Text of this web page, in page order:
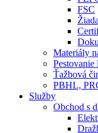
FSC
Materiály
Pestovanie
Ťažbová
PBHL,
Služby
Obchod s